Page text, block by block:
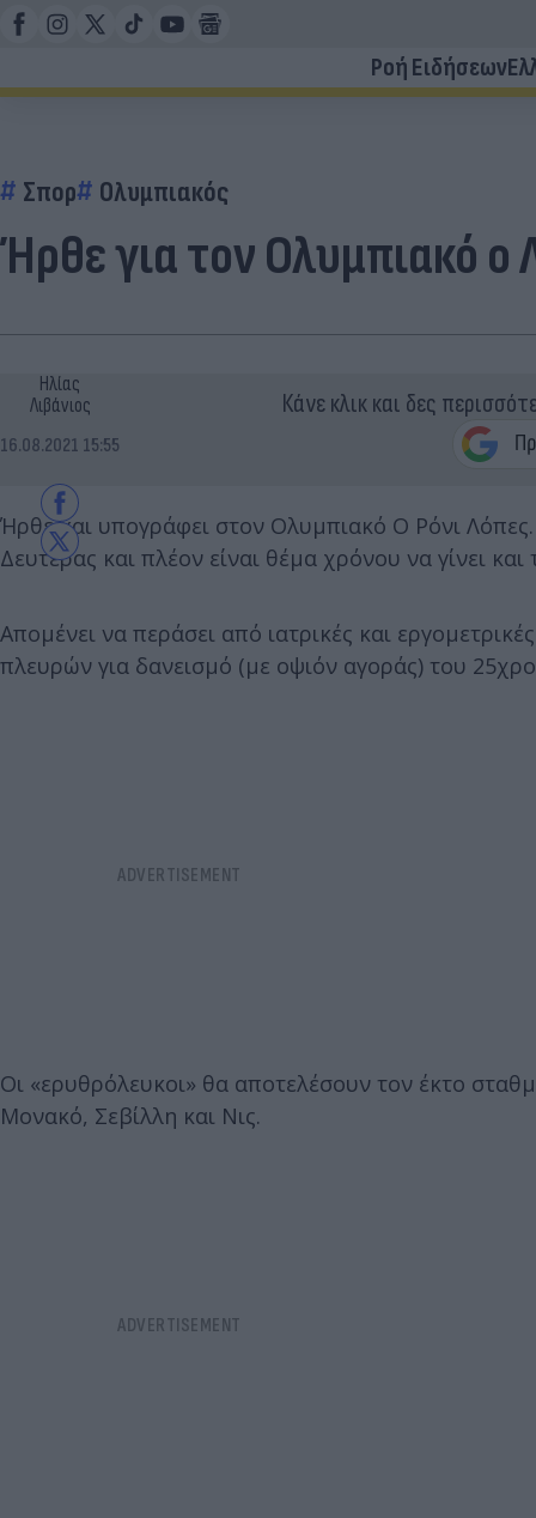
Ροή Ειδήσεων
Σπορ Ολυμπιακός
Ήρθε για τον Ολυμπιακό ο
Ηλίας
Λιβάνιος
16.08.2021 15:55
Κάνε κλικ και δες
Ήρθε και υπογράφει στον Ολυμπιακό Ο Ρόνι
Δευτέρας και πλέον είναι θέμα χρόνου να γίνει
Απομένει να περάσει από ιατρικές και
πλευρών για δανεισμό (με οψιόν αγοράς) του
Οι «ερυθρόλευκοι» θα αποτελέσουν τον έκτο
Μονακό, Σεβίλλη και Νις.